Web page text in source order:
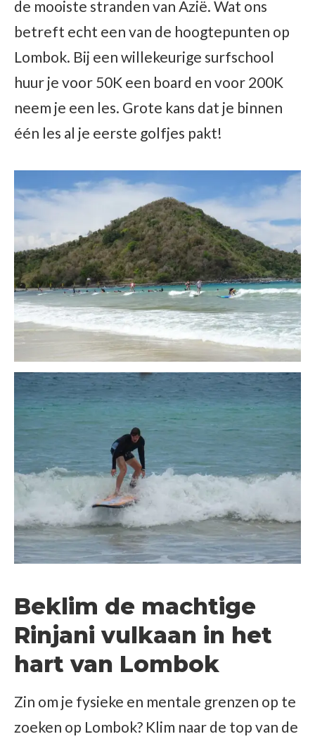
de mooiste stranden van Azië. Wat ons
betreft echt een van de hoogtepunten op
Lombok. Bij een willekeurige surfschool
huur je voor 50K een board en voor 200K
neem je een les. Grote kans dat je binnen
één les al je eerste golfjes pakt!
Beklim de machtige
Rinjani vulkaan in het
hart van Lombok
Zin om je fysieke en mentale grenzen op te
zoeken op Lombok? Klim naar de top van de